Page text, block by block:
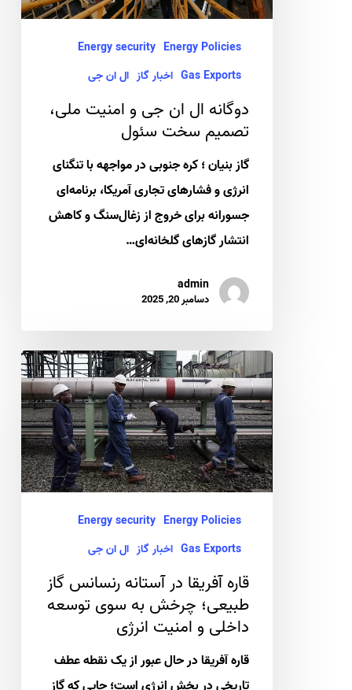
ملی،
تصمیمEnergy Policies
Energy security
Gas Exports اخبار گاز ال ان جی
دوگانه ال ان جی و امنیت ملی،
تصمیم سخت سئول
گاز بنیان ؛ کره جنوبی در مواجهه با تنگنای
انرژی و فشارهای تجاری آمریکا، برنامه‌ای
جسورانه برای خروج از زغال‌سنگ و کاهش
انتشار گازهای گلخانه‌ای…
admin
دسامبر 20, 2025
قاره
آفریقا
در
آستانه
رنسانس
گاز
طبیعی؛
سوی
توسعه
Energy Policies
Energy security
Gas Exports اخبار گاز ال ان جی
قاره آفریقا در آستانه رنسانس گاز
طبیعی؛ چرخش به سوی توسعه
داخلی و امنیت انرژی
قاره آفریقا در حال عبور از یک نقطه عطف